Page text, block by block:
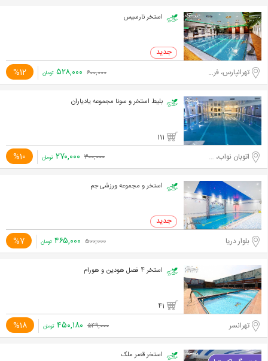
استخر نارسیس
تهرانپارس، فرجام %12 ۶۰۰,۰۰۰ ۵۲۸,۰۰۰ تومان
بلیط استخر و سونا مجموعه یادیاران
111
اتوبان نواب، محبوب مجاز شرقی %10 ۳۰۰,۰۰۰ ۲۷۰,۰۰۰ تومان
استخر و مجموعه ورزشی جم
بلوار دریا %7 ۵۰۰,۰۰۰ ۴۶۵,۰۰۰ تومان
استخر 4 فصل هودین و هورام
41
تهرانسر %18 ۵۴۹,۰۰۰ ۴۵۰,۱۸۰ تومان
استخر قصر ملک